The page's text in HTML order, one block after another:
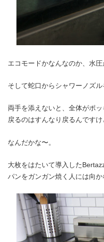
エコモードかなんなのか、水圧
そして蛇口からシャワーノズ
両手を添えないと、全体がポ
戻るのはすんなり戻るんですけ
なんだかな〜。
大枚をはたいて導入した
パンをガンガン焼く人には向か